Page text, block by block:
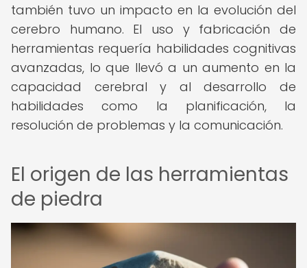
también tuvo un impacto en la evolución del
cerebro humano. El uso y fabricación de
herramientas requería habilidades cognitivas
avanzadas, lo que llevó a un aumento en la
capacidad cerebral y al desarrollo de
habilidades como la planificación, la
resolución de problemas y la comunicación.
El origen de las herramientas
de piedra